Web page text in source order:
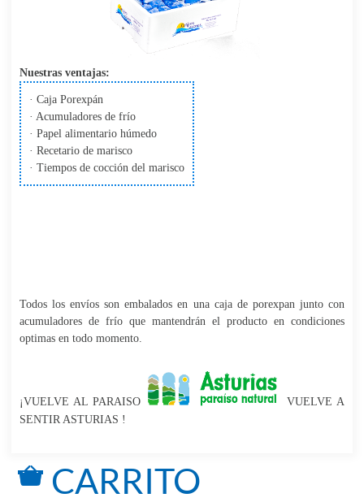
Nuestras ventajas:
· Caja Porexpán
· Acumuladores de frío
· Papel alimentario húmedo
· Recetario de marisco
· Tiempos de cocción del marisco
Todos los envíos son embalados en una caja de porexpan junto con
acumuladores de frío que mantendrán el producto en condiciones
optimas en todo momento.
¡VUELVE AL PARAISO
VUELVE A
SENTIR ASTURIAS !
CARRITO